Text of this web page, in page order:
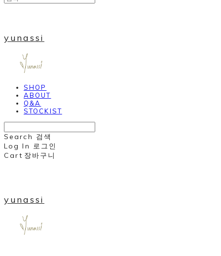
yunassi
SHOP
ABOUT
Q&A
STOCKIST
Search 검색
Log In 로그인
Cart 장바구니
yunassi